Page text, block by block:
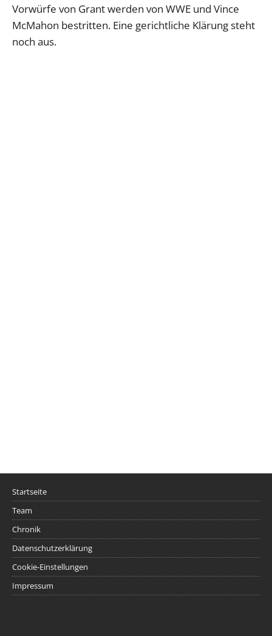
Vorwürfe von Grant werden von WWE und Vince
McMahon bestritten. Eine gerichtliche Klärung steht
noch aus.
Startseite
Team
Chronik
Datenschutzerklärung
Cookie-Einstellungen
Impressum